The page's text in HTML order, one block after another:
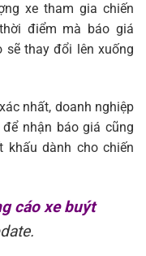
xe tham gia chiến
điểm mà báo giá
sẽ thay đổi lên xuống
nhất, doanh nghiệp
nhận báo giá cũng
khấu dành cho chiến
cáo xe buýt